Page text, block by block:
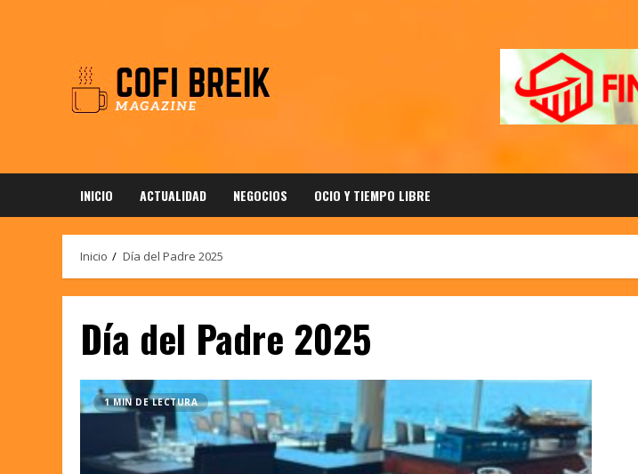
INICIO ACTUALIDAD NEGOCIOS OCIO Y TIEMPO LIBRE
Inicio Día del Padre 2025
Día del Padre 2025
1 MIN DE LECTURA